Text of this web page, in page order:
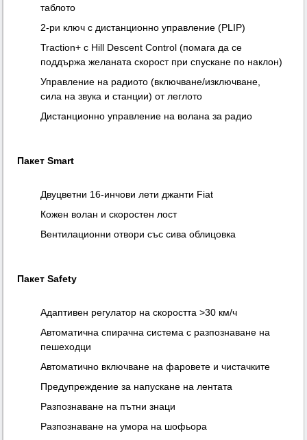
таблото
2-ри ключ с дистанционно управление (PLIP)
Traction+ с Hill Descent Control (помага да се
поддържа желаната скорост при спускане по наклон)
Управление на радиото (включване/изключване,
сила на звука и станции) от леглото
Дистанционно управление на волана за радио
Пакет Smart
Двуцветни 16-инчови лети джанти Fiat
Кожен волан и скоростен лост
Вентилационни отвори със сива облицовка
Пакет Safety
Адаптивен регулатор на скоростта >30 км/ч
Автоматична спирачна система с разпознаване на
пешеходци
Автоматично включване на фаровете и чистачките
Предупреждение за напускане на лентата
Разпознаване на пътни знаци
Разпознаване на умора на шофьора